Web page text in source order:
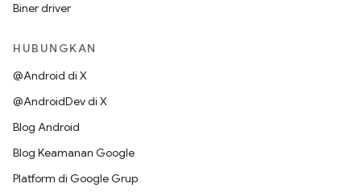
Biner driver
HUBUNGKAN
@Android di X
@AndroidDev di X
Blog Android
Blog Keamanan Google
Platform di Google Grup